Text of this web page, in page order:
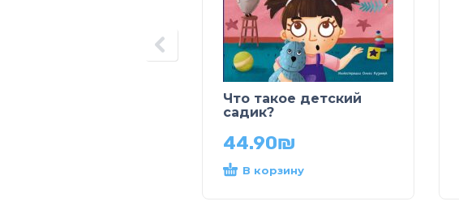
Что такое детский
садик?
44.90₪
В корзину